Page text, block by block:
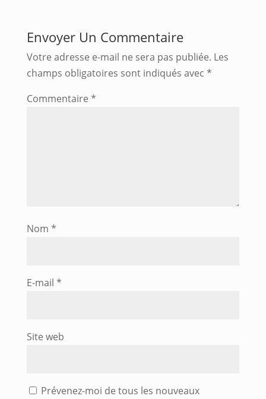
Envoyer Un Commentaire
Votre adresse e-mail ne sera pas publiée. Les
champs obligatoires sont indiqués avec *
Commentaire *
Nom *
E-mail *
Site web
Prévenez-moi de tous les nouveaux